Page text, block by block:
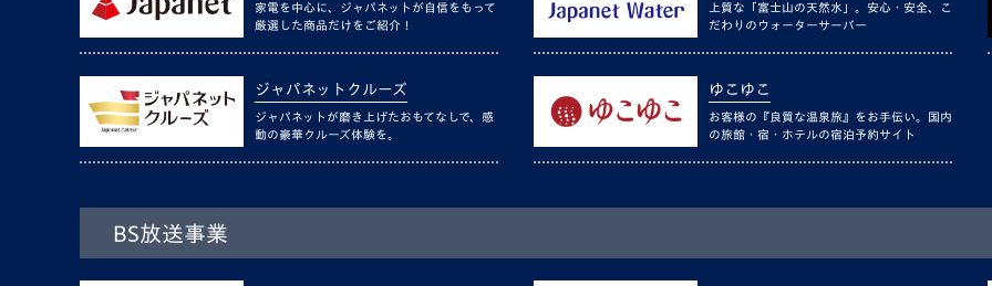
家電を中心に、ジャパネットが自信をもって
厳選した商品だけをご紹介！
上質な「富士山の天然水」。安心・安全、こ
だわりのウォーターサーバー
ジャパネットクルーズ
ジャパネットが磨き上げたおもてなしで、感
動の豪華クルーズ体験を。
ゆこゆこ
お客様の『良質な温泉旅』をお手伝い。国内
の旅館・宿・ホテルの宿泊予約サイト
BS放送事業